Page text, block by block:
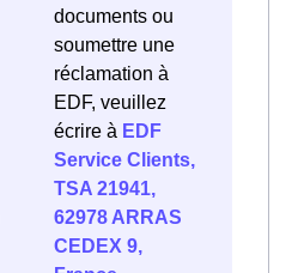
documents ou
soumettre une
réclamation à
EDF, veuillez
écrire à EDF
Service Clients,
TSA 21941,
62978 ARRAS
CEDEX 9,